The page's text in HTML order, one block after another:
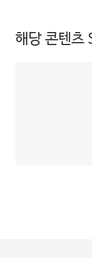
해당 콘텐츠